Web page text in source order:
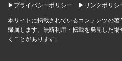
▶プライバシーポリシー
▶リンクポリシ
本サイトに掲載されているコンテンツの
帰属します。無断利用・転載を発見した
くことがあります。